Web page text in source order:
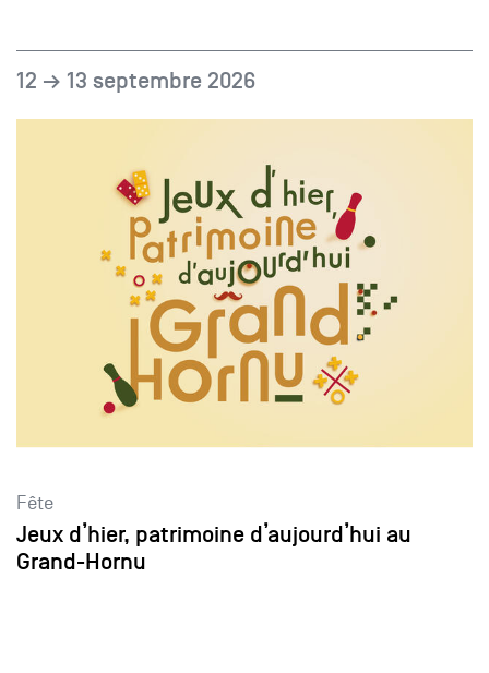
12 → 13 septembre 2026
Fête
Jeux d’hier, patrimoine d’aujourd’hui au
Grand-Hornu